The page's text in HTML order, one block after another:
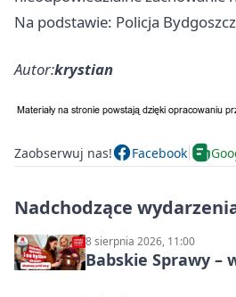
Na podstawie: Policja Bydgoszcz
Autor:krystian
Zaobserwuj nas! Facebook
Nadchodzące
8 sierpnia 2026, 11:00
Babskie Sprawy –